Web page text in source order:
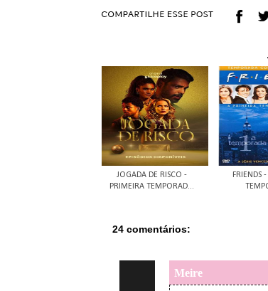
JOGADA DE RISCO -
PRIMEIRA TEMPORAD...
FRIENDS
24 comentários:
Meire